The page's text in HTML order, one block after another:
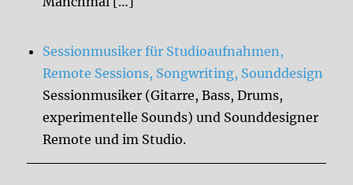
Sessionmusiker für Studioaufnahmen,
Remote Sessions, Songwriting, Sounddesign
Sessionmusiker (Gitarre, Bass, Drums,
experimentelle Sounds) und Sounddesigner
Remote und im Studio.